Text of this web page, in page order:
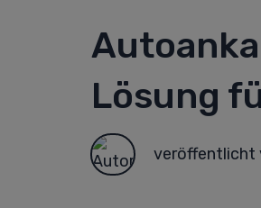
Lösung
veröffentlicht